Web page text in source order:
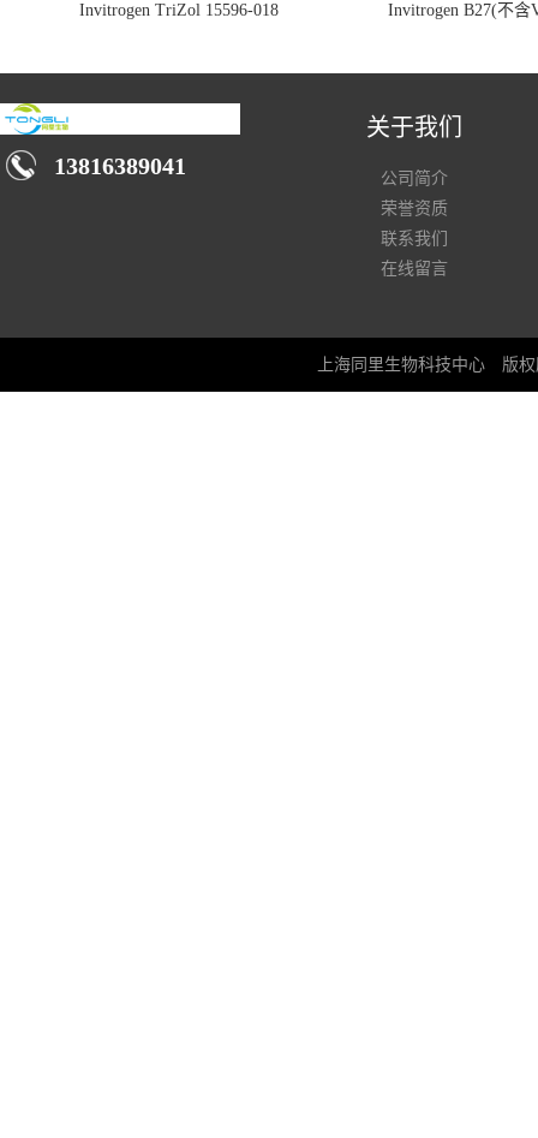
Invitrogen TriZol 15596-018 Invitrogen B27(不含
13816389041
关于我们
公司简介
荣誉资质
联系我们
在线留言
上海同里生物科技中心 版